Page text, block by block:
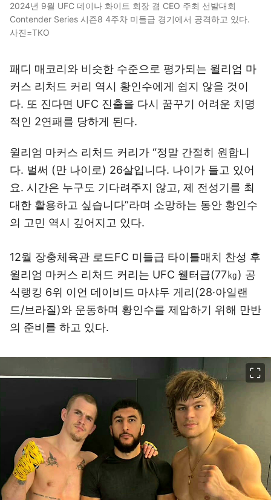
2024년 9월 UFC 데이나 화이트 회장 겸 CEO 주최 선발대회
Contender Series 시즌8 4주차 미들급 경기에서 공격하고 있다.
사진=TKO
패디 매코리와 비슷한 수준으로 평가되는 윌리엄 마
커스 리처드 커리 역시 황인수에게 쉽지 않을 것이
다. 또 진다면 UFC 진출을 다시 꿈꾸기 어려운 치명
적인 2연패를 당하게 된다.
윌리엄 마커스 리처드 커리가 “정말 간절히 원합니
다. 벌써 (만 나이로) 26살입니다. 나이가 들고 있어
요. 시간은 누구도 기다려주지 않고, 제 전성기를 최
대한 활용하고 싶습니다”라며 소망하는 동안 황인수
의 고민 역시 깊어지고 있다.
12월 장충체육관 로드FC 미들급 타이틀매치 찬성 후
윌리엄 마커스 리처드 커리는 UFC 웰터급(77㎏) 공
식랭킹 6위 이언 데이비드 마샤두 게리(28·아일랜
드/브라질)와 운동하며 황인수를 제압하기 위해 만반
의 준비를 하고 있다.